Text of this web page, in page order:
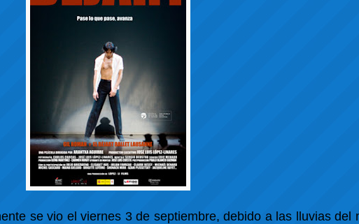
se vio el viernes 3 de septiembre, debido a las lluvias del